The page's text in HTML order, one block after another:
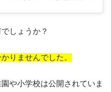
しょうか？
りませんでした。
や小学校は公開されていま